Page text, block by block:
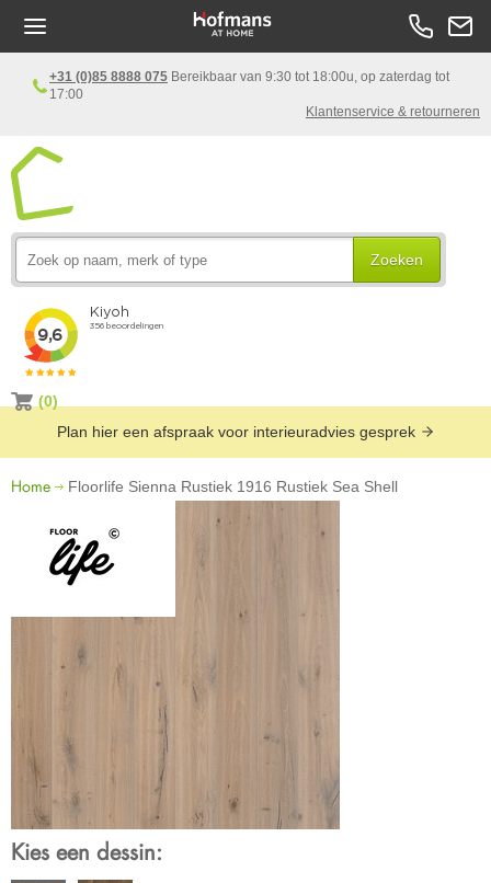
+31 (0)85 8888 075 Bereikbaar van 9:30 tot 18:00u, op zaterdag tot
17:00
Klantenservice & retourneren
Zoeken
(0)
Plan hier een afspraak voor interieuradvies gesprek
Home Floorlife Sienna Rustiek 1916 Rustiek Sea Shell
Kies een dessin: